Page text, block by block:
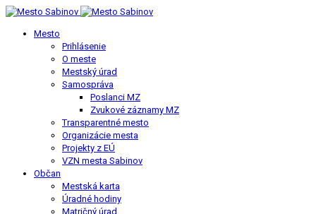
Mesto
Prihlásenie
O meste
Mestský úrad
Samospráva
Poslanci MZ
Zvukové záznamy MZ
Transparentné mesto
Organizácie mesta
Projekty z EÚ
VZN mesta Sabinov
Občan
Mestská karta
Úradné hodiny
Matričný úrad